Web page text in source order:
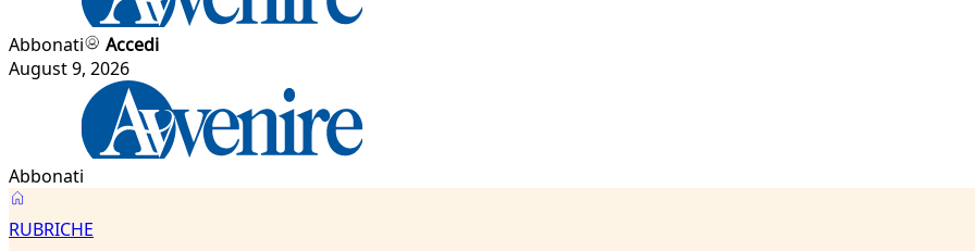
Abbonati
Accedi
August 9, 2026
Abbonati
RUBRICHE